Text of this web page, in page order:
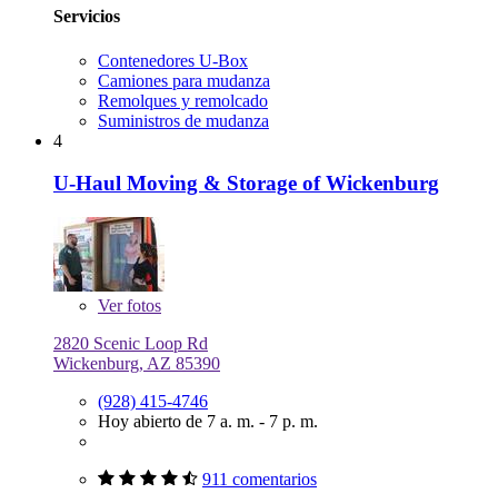
Servicios
Contenedores U-Box
Camiones para mudanza
Remolques y remolcado
Suministros de mudanza
4
U-Haul Moving & Storage of Wickenburg
Verfotos
2820 Scenic Loop Rd
Wickenburg, AZ 85390
(928) 415-4746
Hoy abierto de 7 a. m. - 7 p. m.
911 comentarios